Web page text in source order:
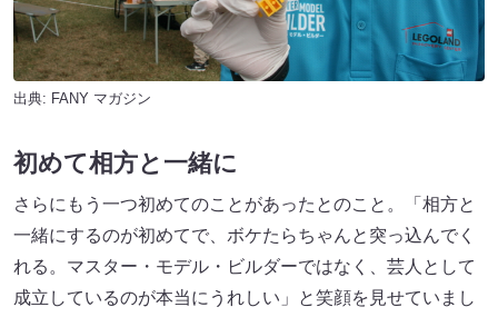
出典: FANY マガジン
初めて相方と一緒に
さらにもう一つ初めてのことがあったとのこと。「相方と
一緒にするのが初めてで、ボケたらちゃんと突っ込んでく
れる。マスター・モデル・ビルダーではなく、芸人として
成立しているのが本当にうれしい」と笑顔を見せていまし